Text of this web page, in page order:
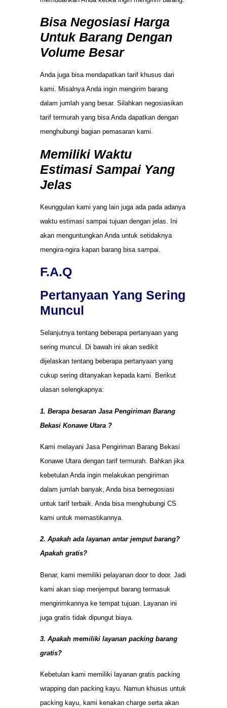
Bisa Negosiasi Harga
Untuk Barang Dengan
Volume Besar
Anda juga bisa mendapatkan tarif khusus dari
kami. Misalnya Anda ingin mengirim barang
dalam jumlah yang besar. Silahkan negosiasikan
tarif termurah yang bisa Anda dapatkan dengan
menghubungi bagian pemasaran kami.
Memiliki Waktu
Estimasi Sampai Yang
Jelas
Keunggulan kami yang lain juga ada pada adanya
waktu estimasi sampai tujuan dengan jelas. Ini
akan menguntungkan Anda untuk setidaknya
mengira-ngira kapan barang bisa sampai.
F.A.Q
Pertanyaan Yang Sering
Muncul
Selanjutnya tentang beberapa pertanyaan yang
sering muncul. Di bawah ini akan sedikit
dijelaskan tentang beberapa pertanyaan yang
cukup sering ditanyakan kepada kami. Berikut
ulasan selengkapnya:
1. Berapa besaran Jasa Pengiriman Barang
Bekasi Konawe Utara ?
Kami melayani Jasa Pengiriman Barang Bekasi
Konawe Utara dengan tarif termurah. Bahkan jika
kebetulan Anda ingin melakukan pengiriman
dalam jumlah banyak, Anda bisa bernegosiasi
untuk tarif terbaik. Anda bisa menghubungi CS
kami untuk memastikannya.
2. Apakah ada layanan antar jemput barang?
Apakah gratis?
Benar, kami memiliki pelayanan door to door. Jadi
kami akan siap menjemput barang termasuk
mengirimkannya ke tempat tujuan. Layanan ini
juga gratis tidak dipungut biaya.
3. Apakah memiliki layanan packing barang
gratis?
Kebetulan kami memiliki layanan gratis packing
wrapping dan packing kayu. Namun khusus untuk
packing kayu, kami kenakan charge serta akan